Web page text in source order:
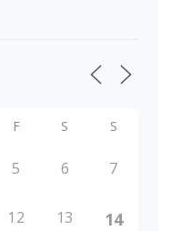
F S S
5 6 7
12 13 14